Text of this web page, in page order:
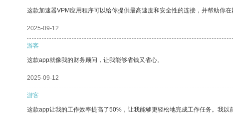
这款加速器VPM应用程序可以给你提供最高速度和安全性的连接，并帮助你在
2025-09-12
游客
这款app就像我的财务顾问，让我能够省钱又省心。
2025-09-12
游客
这款app让我的工作效率提高了50%，让我能够更轻松地完成工作任务。我